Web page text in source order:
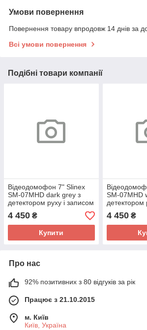
Умови повернення
Повернення товару впродовж 14 днів за
Всі умови повернення
Подібні товари компанії
Відеодомофон 7" Slinex
SM-07MHD dark grey з
детектором руху і записом
4 450 ₴
Купити
SM-07MHD
детектором
4 450₴
Про нас
92% позитивних з 80 відгуків за рік
Працює з 21.10.2015
м. Київ
Київ, Україна